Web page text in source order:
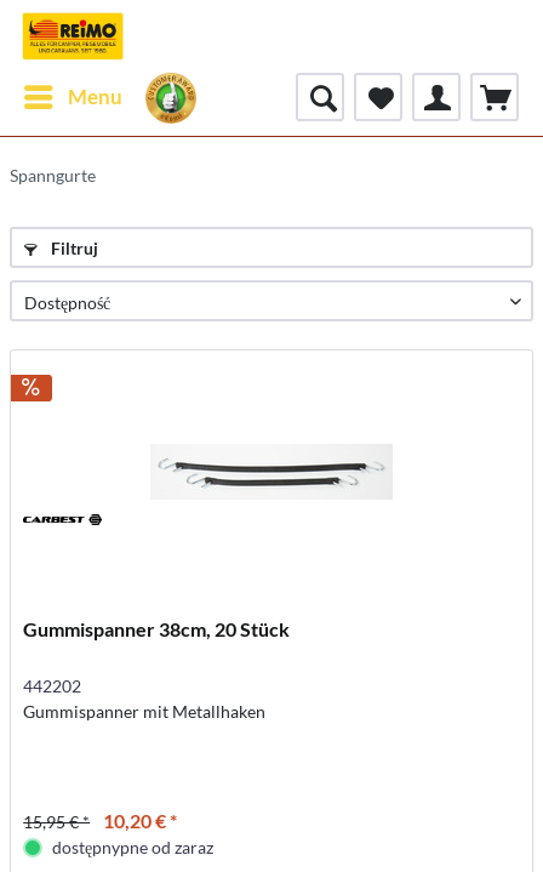
Menu
Spanngurte
Filtruj
Gummispanner 38cm, 20 Stück
442202
Gummispanner mit Metallhaken
15,95 € * 10,20 € *
dostępnypne od zaraz